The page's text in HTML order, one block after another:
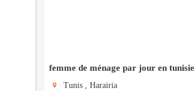
femme de ménage par jour en tunisie
Tunis , Harairia